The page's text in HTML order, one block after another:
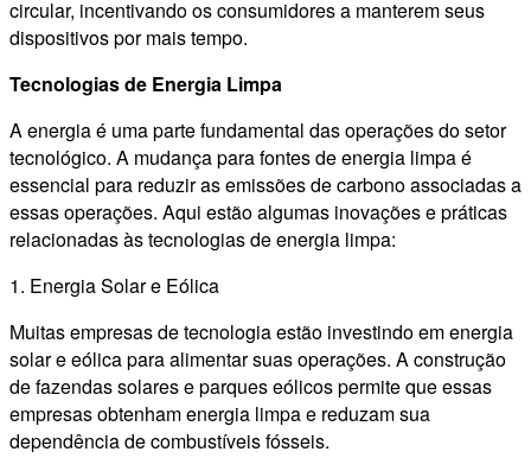
circular, incentivando os consumidores a manterem seus
dispositivos por mais tempo.
Tecnologias de Energia Limpa
A energia é uma parte fundamental das operações do setor
tecnológico. A mudança para fontes de energia limpa é
essencial para reduzir as emissões de carbono associadas a
essas operações. Aqui estão algumas inovações e práticas
relacionadas às tecnologias de energia limpa:
1. Energia Solar e Eólica
Muitas empresas de tecnologia estão investindo em energia
solar e eólica para alimentar suas operações. A construção
de fazendas solares e parques eólicos permite que essas
empresas obtenham energia limpa e reduzam sua
dependência de combustíveis fósseis.